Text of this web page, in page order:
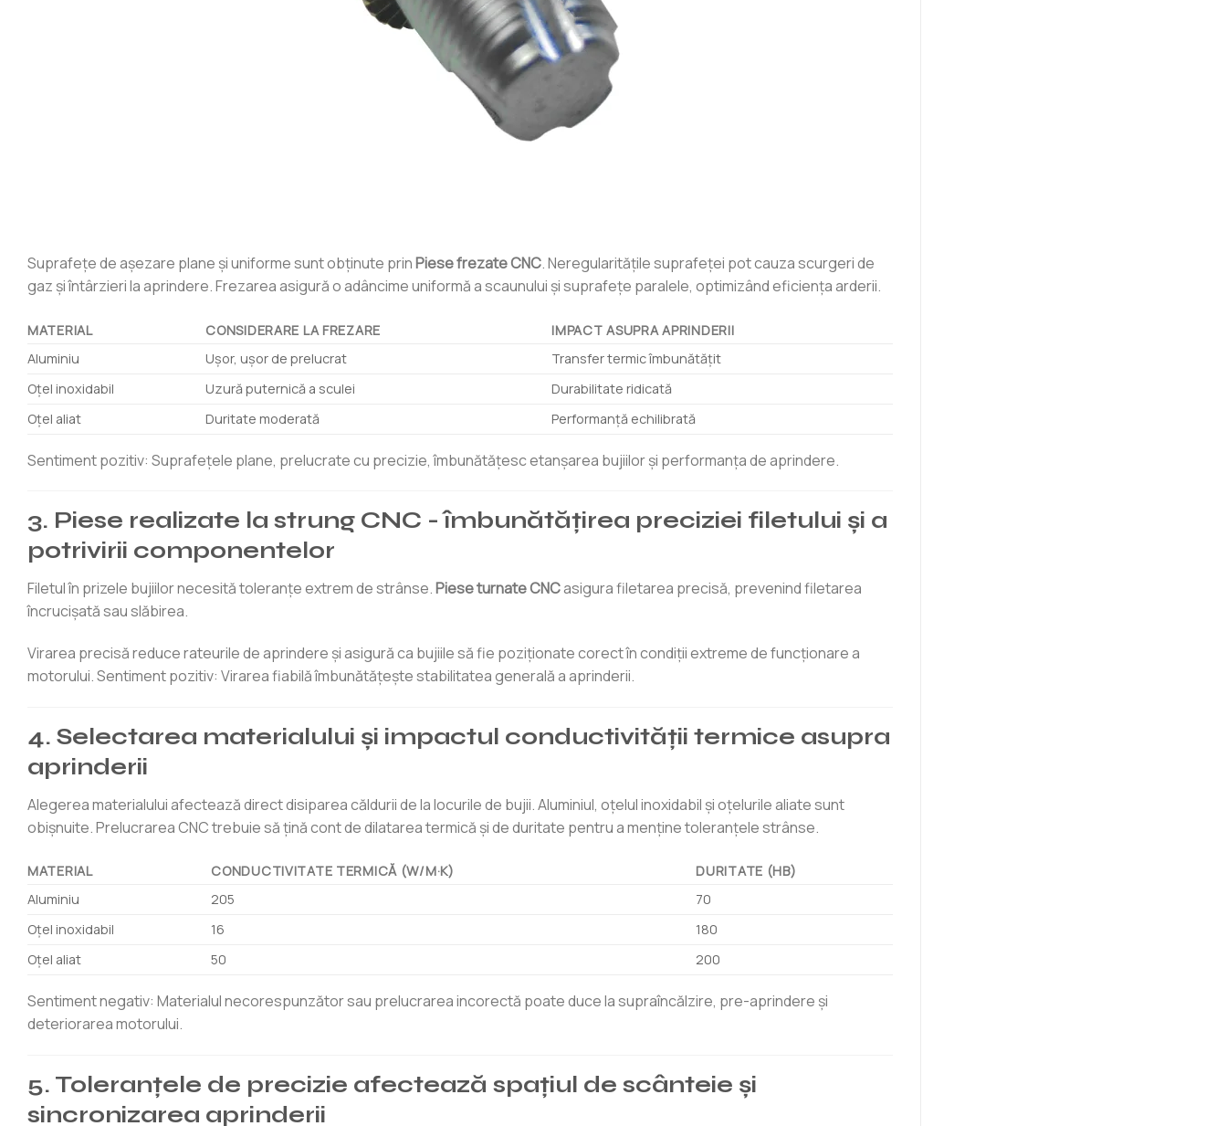
Suprafețe de așezare plane și uniforme sunt obținute prinPiese frezate CNC. Neregularitățile suprafeței pot cauza scurgeri de
gaz și întârzieri la aprindere. Frezarea asigură o adâncime uniformă a scaunului și suprafețe paralele, optimizând eficiența arderii.
MATERIAL CONSIDERARE LA FREZARE
IMPACT ASUPRA APRINDERII
Aluminiu
Ușor, ușor de prelucrat
Transfer termic îmbunătățit
Oţel inoxidabil
Uzură puternică a sculei
Durabilitate ridicată
Oțel aliat
Duritate moderată Performanță echilibrată
Sentiment pozitiv: Suprafețele plane, prelucrate cu precizie, îmbunătățesc etanșarea bujiilor și performanța de aprindere.
3. Piese realizate la strung CNC - îmbunătățirea preciziei filetului și a
potrivirii componentelor
Filetul în prizele bujiilor necesită toleranțe extrem de strânse.Piese turnate CNCasigura filetarea precisă, prevenind filetarea
încrucișată sau slăbirea.
Virarea precisă reduce rateurile de aprindere și asigură ca bujiile să fie poziționate corect în condiții extreme de funcționare a
motorului. Sentiment pozitiv: Virarea fiabilă îmbunătățește stabilitatea generală a aprinderii.
4. Selectarea materialului și impactul conductivității termice asupra
aprinderii
Alegerea materialului afectează direct disiparea căldurii de la locurile de bujii. Aluminiul, oțelul inoxidabil și oțelurile aliate sunt
obișnuite. Prelucrarea CNC trebuie să țină cont de dilatarea termică și de duritate pentru a menține toleranțele strânse.
MATERIAL CONDUCTIVITATE TERMICĂ (W/M·K)
DURITATE (HB)
Aluminiu
205
70
Oţel inoxidabil
16
180
Oțel aliat
50 200
Sentiment negativ: Materialul necorespunzător sau prelucrarea incorectă poate duce la supraîncălzire, pre-aprindere și
deteriorarea motorului.
5. Toleranțele de precizie afectează spațiul de scânteie și
sincronizarea aprinderii